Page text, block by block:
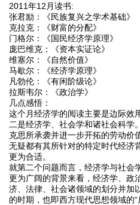
2011年12月读书:
张君励：《民族复兴之学术基础》
克拉克：《财富的分配》
门格尔：《国民经济学原理》
庞巴维克：《资本实证论》
维塞尔：《自然价值》
马歇尔：《经济学原理》
凡勃伦：《有闲阶级论》
拉斯韦尔：《政治学》
几点感悟：
这个月经济学的阅读主要是边际效
二是经济学、社会学和诸社会科学
克思所承袭并进一步开拓的劳动价
无疑都有其所针对的特定时代经
更为合适。
就第二个问题而言，经济学与社会
更为广阔的背景来看，经济学、政
济、法律、社会诸领域的划分并
的时期，也即西方现代思想领域的